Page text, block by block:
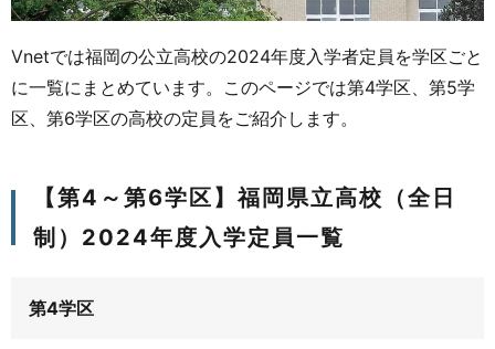
Vnetでは福岡の公立高校の2024年度入学者定員を学区ごと
に一覧にまとめています。このページでは第4学区、第5学
区、第6学区の高校の定員をご紹介します。
【第4～第6学区】福岡県立高校（全日
制）2024年度入学定員一覧
第4学区